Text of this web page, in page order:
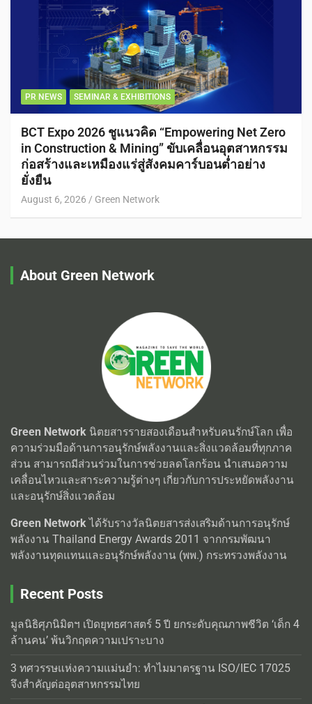
PR NEWS SEMINAR & EXHIBITIONS
BCT Expo 2026 ชูแนวคิด “Empowering Net Zero
in Construction & Mining” ขับเคลื่อนอุตสาหกรรม
ก่อสร้างและเหมืองแร่สู่สังคมคาร์บอนต่ำอย่าง
ยั่งยืน
August 6, 2026 Green Network
About Green Network
Green Network นิตยสารรายสองเดือนสำหรับคนรักษ์โลก เพื่อ
ความร่วมมือด้านการอนุรักษ์พลังงานและสิ่งแวดล้อมที่ทุกภาค
ส่วน สามารถมีส่วนร่วมในการช่วยลดโลกร้อน นำเสนอความ
เคลื่อนไหวและสาระความรู้ต่างๆ เกี่ยวกับการประหยัดพลังงาน
และอนุรักษ์สิ่งแวดล้อม
Green Network ได้รับรางวัลนิตยสารส่งเสริมด้านการอนุรักษ์
พลังงาน Thailand Energy Awards 2011 จากกรมพัฒนา
พลังงานทุดแทนและอนุรักษ์พลังงาน (พพ.) กระทรวงพลังงาน
Recent Posts
มูลนิธิศุภนิมิตฯ เปิดยุทธศาสตร์ 5 ปี ยกระดับคุณภาพชีวิต ‘เด็ก 4
ล้านคน’ พ้นวิกฤตความเปราะบาง
3 ทศวรรษแห่งความแม่นยำ: ทำไมมาตรฐาน ISO/IEC 17025
จึงสำคัญต่ออุตสาหกรรมไทย